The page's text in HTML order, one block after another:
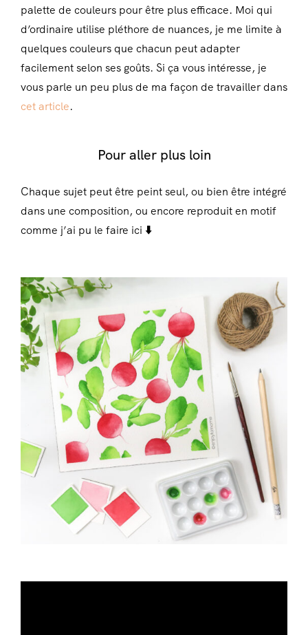
palette de couleurs pour être plus efficace. Moi qui
d’ordinaire utilise pléthore de nuances, je me limite à
quelques couleurs que chacun peut adapter
facilement selon ses goûts. Si ça vous intéresse, je
vous parle un peu plus de ma façon de travailler dans
cet article.
Pour aller plus loin
Chaque sujet peut être peint seul, ou bien être intégré
dans une composition, ou encore reproduit en motif
comme j’ai pu le faire ici ⬇️